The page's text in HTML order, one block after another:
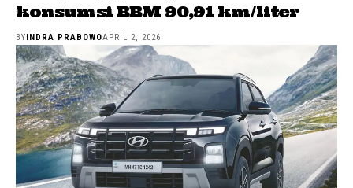
konsumsi BBM 90,91 km/liter
BYINDRA PRABOWOAPRIL 2, 2026